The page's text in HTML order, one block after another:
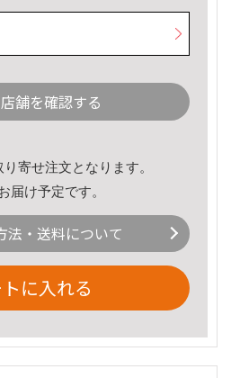
舗を確認する
寄せ注文となります。
届け予定です。
法・送料について
に入れる